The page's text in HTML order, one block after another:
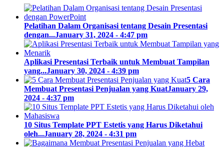
Pelatihan Dalam Organisasi tentang Desain Presentasi
dengan...January 31, 2024 - 4:47 pm
Aplikasi Presentasi Terbaik untuk Membuat Tampilan
yang...January 30, 2024 - 4:39 pm
5 Cara
Membuat Presentasi Penjualan yang KuatJanuary 29,
2024 - 4:37 pm
10 Situs Template PPT Estetis yang Harus Diketahui
oleh...January 28, 2024 - 4:31 pm